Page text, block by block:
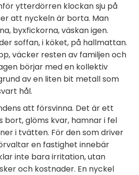
ytterdörren klockan sju på
att nyckeln är borta. Man
byxfickorna, väskan igen.
soffan, i köket, på hallmattan.
väcker resten av familjen och
börjar med en kollektiv
av en liten bit metall som
hål.
att försvinna. Det är ett
bort, glöms kvar, hamnar i fel
i tvätten. För den som driver
en fastighet innebär
inte bara irritation, utan
och kostnader. En nyckel